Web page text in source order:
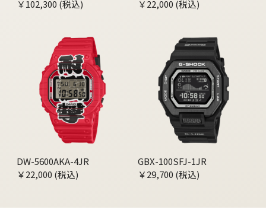
￥102,300 (税込)
￥22,000 (税込)
DW-5600AKA-4JR
￥22,000 (税込)
GBX-100SFJ-1JR
￥29,700 (税込)